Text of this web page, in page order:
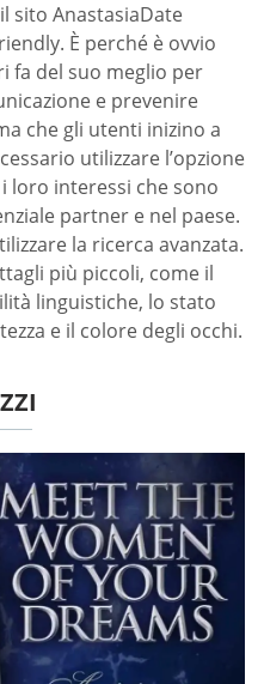
sito AnastasiaDate
È perché è ovvio
fa del suo meglio per
e prevenire
che gli utenti inizino a
utilizzare l’opzione
loro interessi che sono
partner e nel paese.
la ricerca avanzata.
più piccoli, come il
linguistiche, lo stato
e il colore degli occhi.